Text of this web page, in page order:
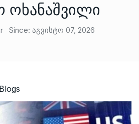
ოხანაშვილი
Since: აგვისტო 07, 2026